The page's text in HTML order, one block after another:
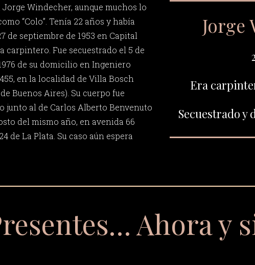
Jorge Windecher, aunque muchos lo
“Colo”. Tenía 22 años y había
de septiembre de 1953 en Capital
carpintero. Fue secuestrado el 5 de
de su domicilio en Ingeniero
en la localidad de Villa Bosch
Buenos Aires). Su cuerpo fue
junto al de Carlos Alberto Benvenuto
del mismo año, en avenida 66
de La Plata. Su caso aún espera
Jorge
Era
Secuestrado y
Ahora y